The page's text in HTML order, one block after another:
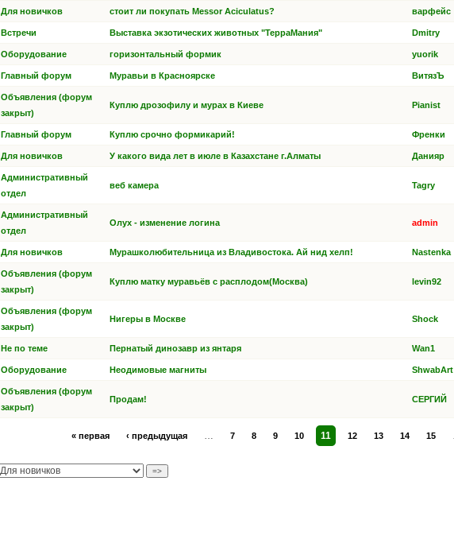
Для новичков стоит ли покупать Messor Aciculatus? варфейс
Встречи Выставка экзотических животных "ТерраМания" Dmitry
Оборудование горизонтальный формик yuorik
Главный форум Муравьи в Красноярске ВитязЪ
Объявления (форум
закрыт)
Куплю дрозофилу и мурах в Киеве Pianist
Главный форум Куплю срочно формикарий! Френки
Для новичков У какого вида лет в июле в Казахстане г.Алматы Данияр
Административный
отдел
веб камера Tagry
Административный
отдел
Олух - изменение логина admin
Для новичков Мурашколюбительница из Владивостока. Ай нид хелп! Nastenka
Объявления (форум
закрыт)
Куплю матку муравьёв с расплодом(Москва) levin92
Объявления (форум
закрыт)
Нигеры в Москве Shock
Не по теме Пернатый динозавр из янтаря Wan1
Оборудование Неодимовые магниты ShwabArt
Объявления (форум
закрыт)
Продам! СЕРГИЙ
« первая ‹ предыдущая … 7 8 9 10 11 12 13 14 15